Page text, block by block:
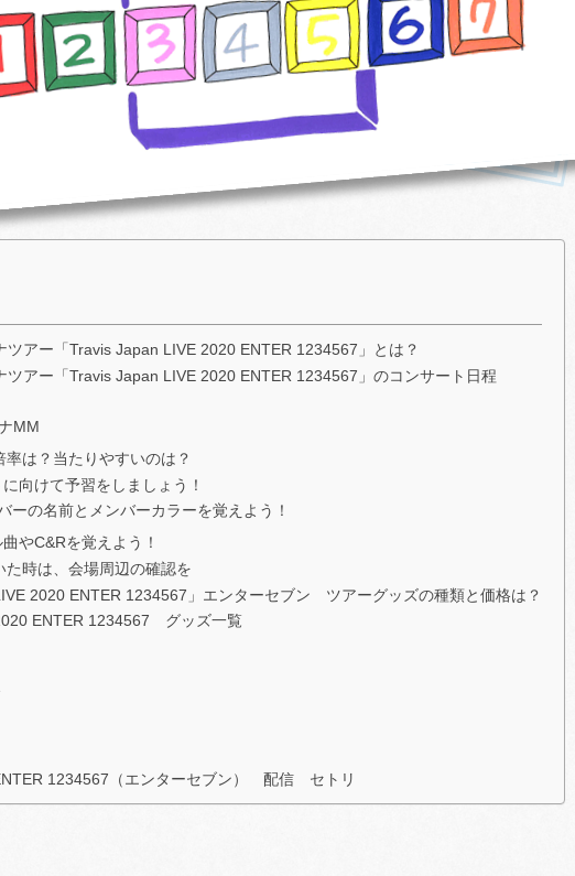
アー「Travis Japan LIVE 2020 ENTER 1234567」とは？
ツアー「Travis Japan LIVE 2020 ENTER 1234567」のコンサート日程
MM
率は？当たりやすいのは？
向けて予習をしましょう！
ーの名前とメンバーカラーを覚えよう！
やC&Rを覚えよう！
た時は、会場周辺の確認を
2020 ENTER 1234567」エンターセブン ツアーグッズの種類と価格は？
ENTER 1234567 グッズ一覧
1234567（エンターセブン） 配信 セトリ